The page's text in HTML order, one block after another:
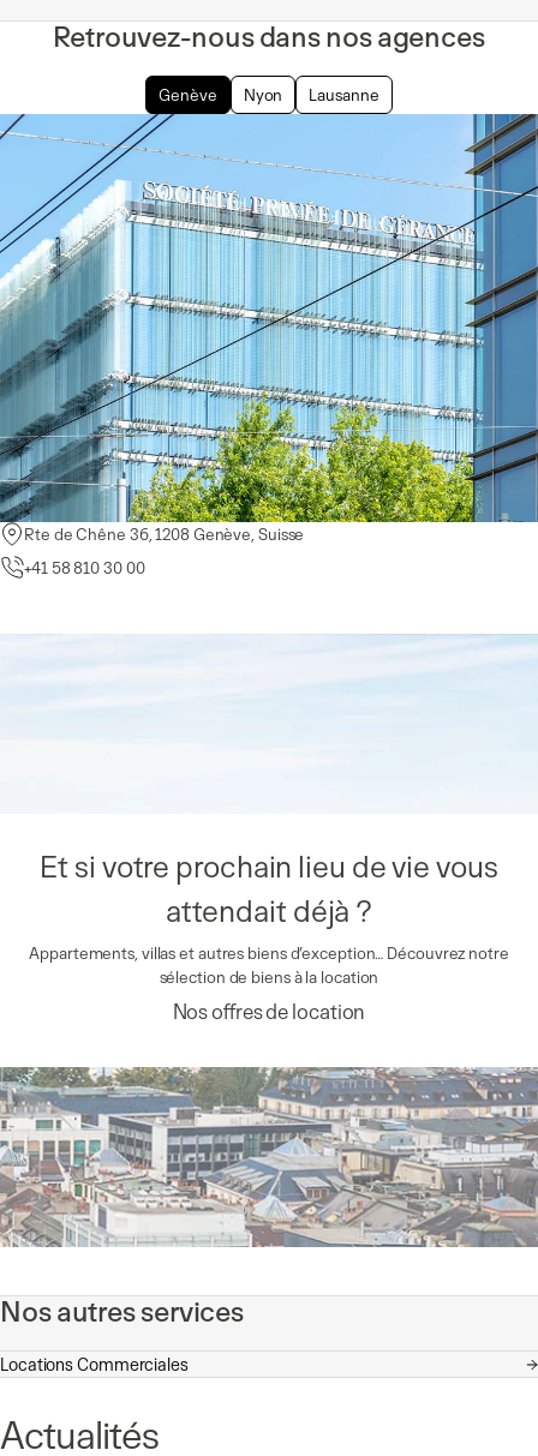
Retrouvez-nous dans nos agences
Genève Nyon Lausanne
Rte de Chêne 36, 1208 Genève, Suisse
+41 58 810 30 00
Rue de la Morâche 9, 1260 Nyon, Suisse
+41 58 810 36 00
Pl. de la Navigation 14, 1007 Lausanne, Suisse
+41 58 810 35 00
Et si votre prochain lieu de vie vous
attendait déjà ?
Appartements, villas et autres biens d’exception… Découvrez notre
sélection de biens à la location
Nos offres de location
Nos autres services
Locations Commerciales
Actualités